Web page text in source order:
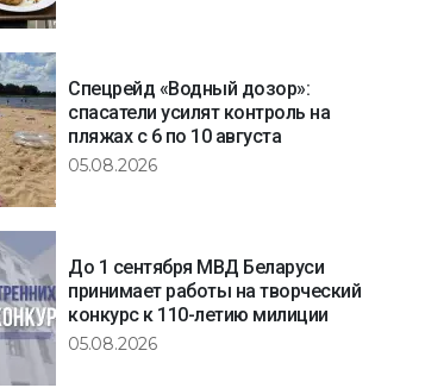
Спецрейд «Водный дозор»:
спасатели усилят контроль на
пляжах с 6 по 10 августа
05.08.2026
До 1 сентября МВД Беларуси
принимает работы на творческий
конкурс к 110-летию милиции
05.08.2026